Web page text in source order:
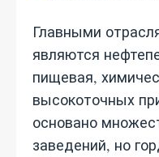
Главными
являются
пищевая,
высокоточных
основано
заведений, но